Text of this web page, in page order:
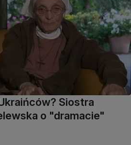
Siostra
o "dramacie"